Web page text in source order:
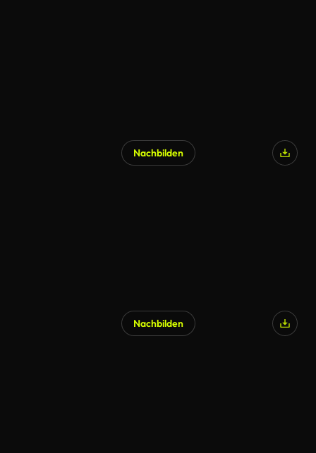
Nachbilden
Nachbilden